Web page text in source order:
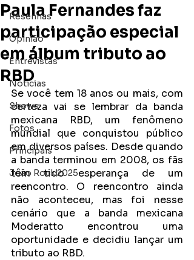
Resenhas
Opinião
Entrevistas
Notícias
Shows
Fotos
Principais
João Rock 2025
Paula Fernandes faz
participação especial
em álbum tributo ao
RBD
Se você tem 18 anos ou mais, com
certeza vai se lembrar da banda
mexicana RBD, um fenômeno
mundial que conquistou público
em diversos países. Desde quando
a banda terminou em 2008, os fãs
têm tido esperança de um
reencontro. O reencontro ainda
não aconteceu, mas foi nesse
cenário que a banda mexicana
Moderatto encontrou uma
oportunidade e decidiu lançar um
tributo ao RBD.